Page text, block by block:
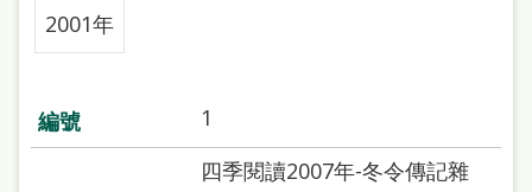
市
圖
2001年
1
四季閱讀2007年-冬令傳記雜